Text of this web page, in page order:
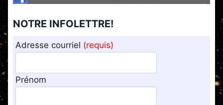
NOTRE INFOLETTRE!
Adresse courriel (requis)
Prénom